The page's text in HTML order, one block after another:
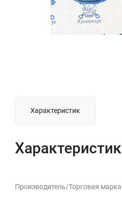
Характеристик
Характеристик
Производитель/Торговая марка